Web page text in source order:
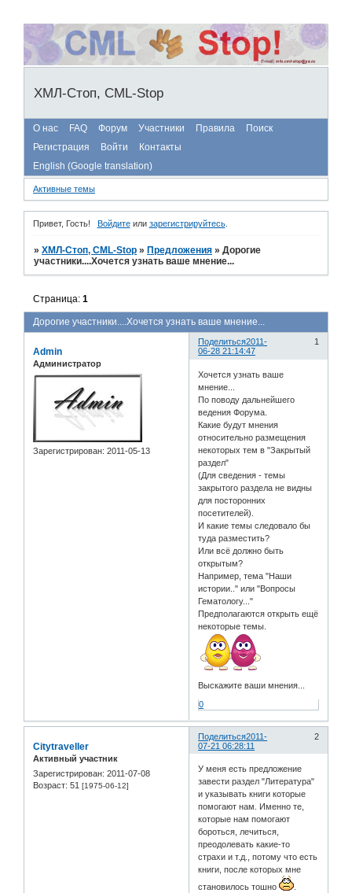
ХМЛ-Стоп, CML-Stop
О нас FAQ Форум Участники Правила
Поиск
Регистрация
Войти
Контакты
English (Google translation)
Активные темы
Привет, Гость! Войдитеили зарегистрируйтесь.
»ХМЛ-Стоп, CML-Stop » Предложения »Дорогие
участники....Хочется узнать ваше мнение...
Дорогие участники....Хочется узнать ваше мнение...
Страница:1
Поделиться 1
2011-
06-28 21:14:47
Admin
Администратор
Зарегистрирован: 2011-05-13
Хочется узнать ваше
мнение...
По поводу дальнейшего
ведения Форума.
Какие будут мнения
относительно размещения
некоторых тем в "Закрытый
раздел"
(Для сведения - темы
закрытого раздела не видны
для посторонних
посетителей).
И какие темы следовало бы
туда разместить?
Или всё должно быть
открытым?
Например, тема "Наши
истории.." или "Вопросы
Гематологу..."
Предполагаются открыть ещё
некоторые темы.
Выскажите ваши мнения...
0
Поделиться 2
2011-
07-21 06:28:11
Citytraveller
Активный участник
Зарегистрирован: 2011-07-08
Возраст: 51 [1975-06-12]
У меня есть предложение
завести раздел "Литература"
и указывать книги которые
помогают нам. Именно те,
которые нам помогают
бороться, лечиться,
преодолевать какие-то
страхи и т.д., потому что есть
книги, после которых мне
становилось тошно